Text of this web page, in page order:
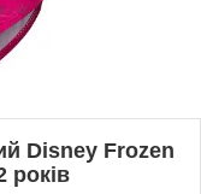
Disney Frozen
років